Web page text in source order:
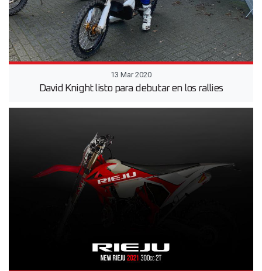
13 Mar 2020
David Knight listo para debutar en los rallies